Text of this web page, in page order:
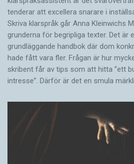
tenderar att excellera snarare i
Skriva klarspråk går Anna Kleinwichs
grunderna för begripliga texter. Det är
grundläggande handbok där dom
hade fått vara fler. Frågan är hur
skribent får av tips som att hitta ”ett
intresse”. Därför är det en smula